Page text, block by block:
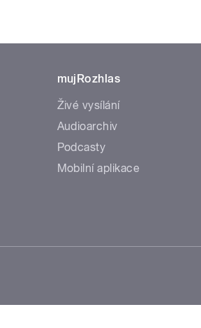
mujRozhlas
Živé vysílání
Audioarchiv
Podcasty
Mobilní aplikace